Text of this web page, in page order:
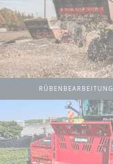
RÜBENBEARBEITUNG